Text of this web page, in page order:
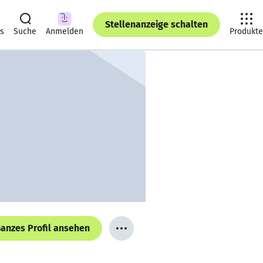
Suche Anmelden
Stellenanzeige schalten
Produkte
Profil ansehen